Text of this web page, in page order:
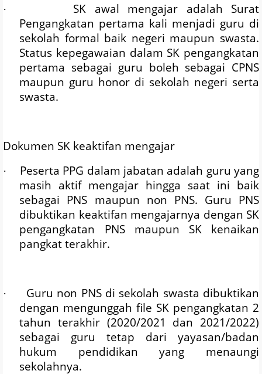
·
SK awal mengajar adalah Surat
Pengangkatan pertama kali menjadi guru di
sekolah formal baik negeri maupun swasta.
Status kepegawaian dalam SK pengangkatan
pertama sebagai guru boleh sebagai CPNS
maupun guru honor di sekolah negeri serta
swasta.
Dokumen SK keaktifan mengajar
·
Peserta PPG dalam jabatan adalah guru yang
masih aktif mengajar hingga saat ini baik
sebagai PNS maupun non PNS. Guru PNS
dibuktikan keaktifan mengajarnya dengan SK
pengangkatan PNS maupun SK kenaikan
pangkat terakhir.
·
Guru non PNS di sekolah swasta dibuktikan
dengan mengunggah file SK pengangkatan 2
tahun terakhir (2020/2021 dan 2021/2022)
sebagai guru tetap dari yayasan/badan
hukum pendidikan yang menaungi
sekolahnya.